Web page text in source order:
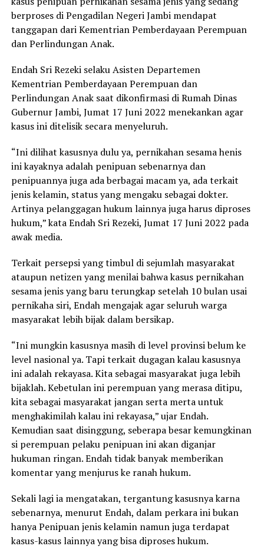
berproses di Pengadilan Negeri Jambi mendapat
tanggapan dari Kementrian Pemberdayaan Perempuan
dan Perlindungan Anak.
Endah Sri Rezeki selaku Asisten Departemen
Kementrian Pemberdayaan Perempuan dan
Perlindungan Anak saat dikonfirmasi di Rumah Dinas
Gubernur Jambi, Jumat 17 Juni 2022 menekankan agar
kasus ini ditelisik secara menyeluruh.
“Ini dilihat kasusnya dulu ya, pernikahan sesama henis
ini kayaknya adalah penipuan sebenarnya dan
penipuannya juga ada berbagai macam ya, ada terkait
jenis kelamin, status yang mengaku sebagai dokter.
Artinya pelanggagan hukum lainnya juga harus diproses
hukum,” kata Endah Sri Rezeki, Jumat 17 Juni 2022 pada
awak media.
Terkait persepsi yang timbul di sejumlah masyarakat
ataupun netizen yang menilai bahwa kasus pernikahan
sesama jenis yang baru terungkap setelah 10 bulan usai
pernikaha siri, Endah mengajak agar seluruh warga
masyarakat lebih bijak dalam bersikap.
“Ini mungkin kasusnya masih di level provinsi belum ke
level nasional ya. Tapi terkait dugagan kalau kasusnya
ini adalah rekayasa. Kita sebagai masyarakat juga lebih
bijaklah. Kebetulan ini perempuan yang merasa ditipu,
kita sebagai masyarakat jangan serta merta untuk
menghakimilah kalau ini rekayasa,” ujar Endah.
Kemudian saat disinggung, seberapa besar kemungkinan
si perempuan pelaku penipuan ini akan diganjar
hukuman ringan. Endah tidak banyak memberikan
komentar yang menjurus ke ranah hukum.
Sekali lagi ia mengatakan, tergantung kasusnya karna
sebenarnya, menurut Endah, dalam perkara ini bukan
hanya Penipuan jenis kelamin namun juga terdapat
kasus-kasus lainnya yang bisa diproses hukum.